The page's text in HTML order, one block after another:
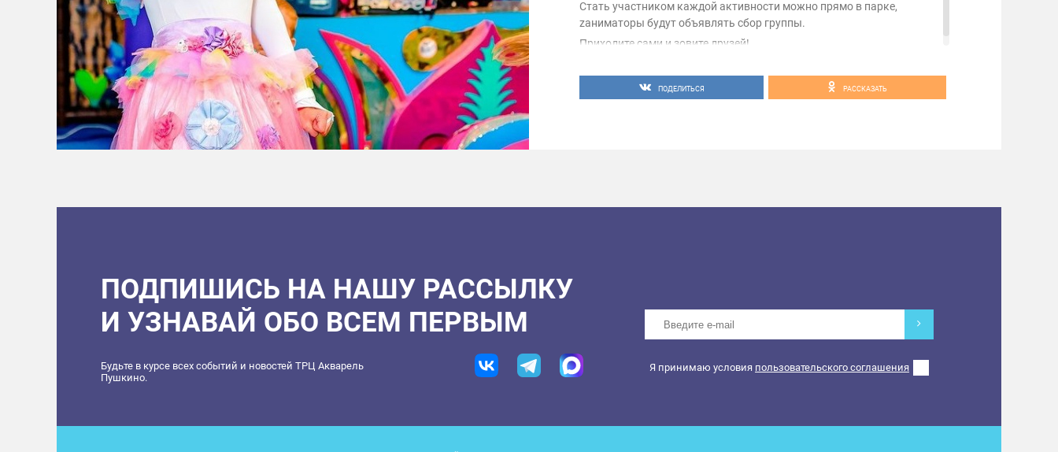
Стать участником каждой активности можно прямо в парке,
zаниматоры будут объявлять сбор группы.
Приходите сами и зовите друзей!
ПОДЕЛИТЬСЯ РАССКАЗАТЬ
ПОДПИШИСЬ НА НАШУ РАССЫЛКУ
И УЗНАВАЙ ОБО ВСЕМ ПЕРВЫМ
Будьте в курсе всех событий и новостей ТРЦ Акварель
Пушкино.
Я принимаю условия пользовательского соглашения